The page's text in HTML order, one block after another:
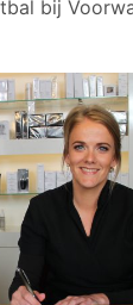
JO12-1
JO12-
JO12-
JO12-
JO13-1
JO13-2
JO13-4
bij